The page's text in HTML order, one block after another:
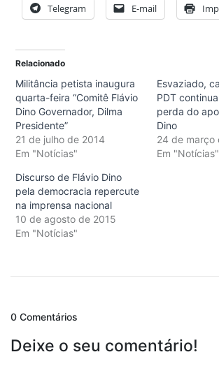
Telegram E-mail
Relacionado
Militância petista inaugura
quarta-feira “Comitê Flávio
Dino Governador, Dilma
Presidente”
21 de julho de 2014
Em "Notícias"
Esvaziado,
PDT
perda do
Dino
24 de março
Em "Notícias"
Discurso de Flávio Dino
pela democracia repercute
na imprensa nacional
10 de agosto de 2015
Em "Notícias"
0 Comentários
Deixe o seu comentário!